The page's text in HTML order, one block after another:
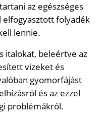
az egészséges
folyadék
lennie.
italokat, beleértve az
vizeket és
gyomorfájást
és az ezzel
problémákról.